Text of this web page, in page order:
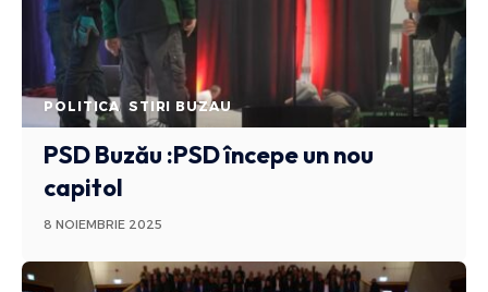
POLITICA STIRI BUZAU
PSD Buzău :PSD începe un nou
capitol
8 NOIEMBRIE 2025